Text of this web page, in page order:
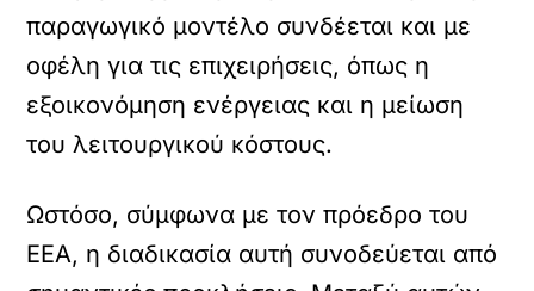
παραγωγικό μοντέλο συνδέεται και με
οφέλη για τις επιχειρήσεις, όπως η
εξοικονόμηση ενέργειας και η μείωση
του λειτουργικού κόστους.
Ωστόσο, σύμφωνα με τον πρόεδρο του
ΕΕΑ, η διαδικασία αυτή συνοδεύεται από